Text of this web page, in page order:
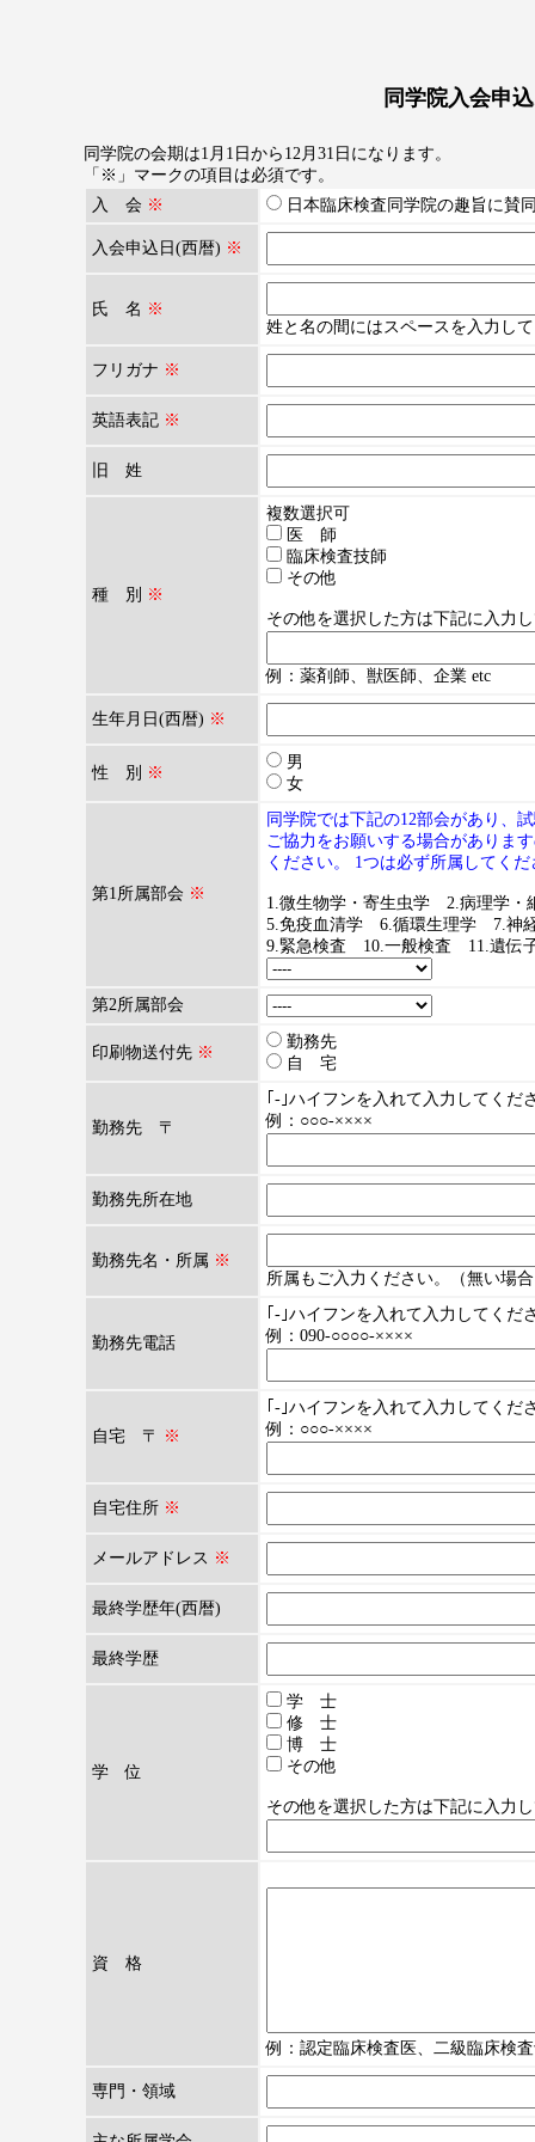
同学院入会申
同学院の会期は1月1日から12月31日になります。
「※」マークの項目は必須です。
入 会 ※ 日本臨床検査同学院の趣旨に賛
入会申込日(西暦) ※
氏 名 ※
姓と名の間にはスペースを入力し
フリガナ ※
英語表記 ※
旧 姓
種 別 ※
複数選択可
医 師
臨床検査技師
その他
その他を選択した方は下記に入力
例：薬剤師、獣医師、企業 etc
生年月日(西暦) ※
性 別 ※
男
女
第1所属部会 ※
同学院では下記の12部会があり、
ご協力をお願いする場合がありま
ください。 1つは必ず所属してく
1.微生物学・寄生虫学 2.病理学
5.免疫血清学 6.循環生理学 7.神
9.緊急検査 10.一般検査 11.遺伝
第2所属部会
印刷物送付先 ※
勤務先
自 宅
勤務先 〒
｢-｣ハイフンを入れて入力してくだ
例：○○○-××××
勤務先所在地
勤務先名・所属 ※
所属もご入力ください。（無い場
勤務先電話
｢-｣ハイフンを入れて入力してくだ
例：090-○○○○-××××
自宅 〒 ※
｢-｣ハイフンを入れて入力してくだ
例：○○○-××××
自宅住所 ※
メールアドレス ※
最終学歴年(西暦)
最終学歴
学 位
学 士
修 士
博 士
その他
その他を選択した方は下記に入力
資 格
例：認定臨床検査医、二級臨床検
専門・領域